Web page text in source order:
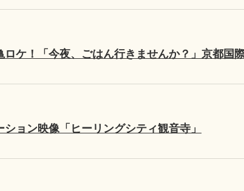
ロケ！「今夜、ごはん行きませんか？」京都国
ション映像「ヒーリングシティ観音寺」